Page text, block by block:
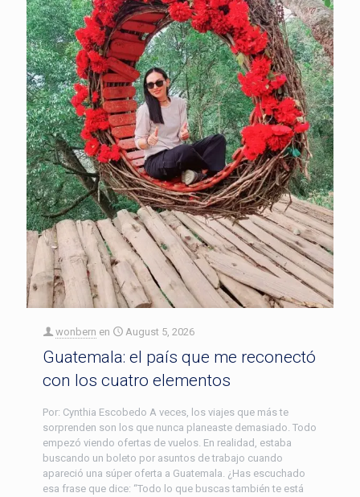
wonbern en August 5, 2026
Guatemala: el país que me reconectó
con los cuatro elementos
Por: Cynthia Escobedo A veces, los viajes que más te
sorprenden son los que nunca planeaste demasiado. Todo
empezó viendo ofertas de vuelos. En realidad, estaba
buscando un boleto por asuntos de trabajo cuando
apareció una súper oferta a Guatemala. ¿Has escuchado
esa frase que dice: “Todo lo que buscas también te está